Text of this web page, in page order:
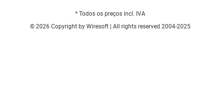
* Todos os preços incl. IVA
© 2026 Copyright by Wiresoft | All rights reserved 2004-2025